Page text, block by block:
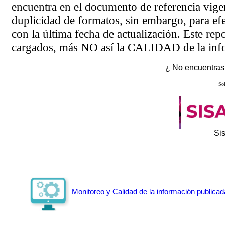
encuentra en el documento de referencia
duplicidad de formatos, sin embargo, para
con la última fecha de actualización. Este
cargados, más NO así la CALIDAD de la
¿ No
Monitoreo y Calidad de la información